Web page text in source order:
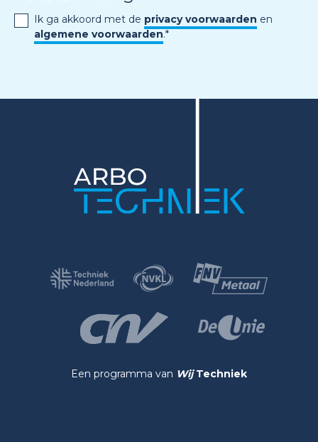
Ik ga akkoord met de privacy voorwaarden en
algemene voorwaarden.*
Een programma van Wij Techniek